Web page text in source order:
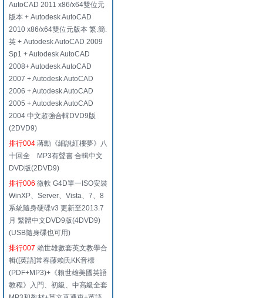
AutoCAD 2011 x86/x64雙位元
版本 + Autodesk AutoCAD
2010 x86/x64雙位元版本 繁.簡.
英 + Autodesk AutoCAD 2009
Sp1 + Autodesk AutoCAD
2008+ Autodesk AutoCAD
2007 + Autodesk AutoCAD
2006 + Autodesk AutoCAD
2005 + Autodesk AutoCAD
2004 中文超強合輯DVD9版
(2DVD9)
排行004 蔣勳《細說紅樓夢》八
十回全 MP3有聲書 合輯中文
DVD版(2DVD9)
排行006 微軟 G4D單一ISO安裝
WinXP、Server、Vista、7、8
系統隨身硬碟v3 更新至2013.7
月 繁體中文DVD9版(4DVD9)
(USB隨身碟也可用)
排行007 賴世雄數套英文教學合
輯([英語]常春藤賴氏KK音標
(PDF+MP3)+《賴世雄美國英語
教程》入門、初級、中高級全套